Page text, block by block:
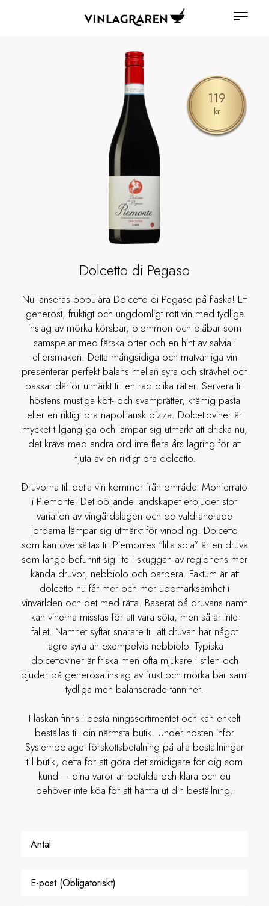
119
kr
Dolcetto di Pegaso
Nu lanseras populära Dolcetto di Pegaso på flaska! Ett
generöst, fruktigt och ungdomligt rött vin med tydliga
inslag av mörka körsbär, plommon och blåbär som
samspelar med färska örter och en hint av salvia i
eftersmaken. Detta mångsidiga och matvänliga vin
presenterar perfekt balans mellan syra och strävhet och
passar därför utmärkt till en rad olika rätter. Servera till
höstens mustiga kött- och svamprätter, krämig pasta
eller en riktigt bra napolitansk pizza. Dolcettoviner är
mycket tillgängliga och lämpar sig utmärkt att dricka nu,
det krävs med andra ord inte flera års lagring för att
njuta av en riktigt bra dolcetto.
Druvorna till detta vin kommer från området Monferrato
i Piemonte. Det böljande landskapet erbjuder stor
variation av vingårdslägen och de väldränerade
jordarna lämpar sig utmärkt för vinodling. Dolcetto
som kan översättas till Piemontes “lilla söta” är en druva
som länge befunnit sig lite i skuggan av regionens mer
kända druvor, nebbiolo och barbera. Faktum är att
dolcetto nu får mer och mer uppmärksamhet i
vinvärlden och det med rätta. Baserat på druvans namn
kan vinerna misstas för att vara söta, men så är inte
fallet. Namnet syftar snarare till att druvan har något
lägre syra än exempelvis nebbiolo. Typiska
dolcettoviner är friska men ofta mjukare i stilen och
bjuder på generösa inslag av frukt och mörka bär samt
tydliga men balanserade tanniner.
Flaskan finns i beställningssortimentet och kan enkelt
beställas till din närmsta butik. Under hösten inför
Systembolaget förskottsbetalning på alla beställningar
till butik, detta för att göra det smidigare för dig som
kund – dina varor är betalda och klara och du
behöver inte köa för att hämta ut din beställning.